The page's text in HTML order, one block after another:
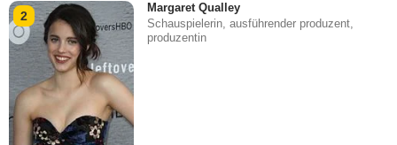
2
Margaret Qualley
Schauspielerin, ausführender produzent,
produzentin